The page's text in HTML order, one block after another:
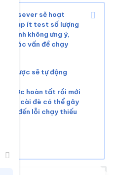
và sever sẽ hoạt
nạp ít test số lượng
tránh không ưng ý,
các vấn đề chạy
kịp
được sẽ tự động
trước hoàn tất rồi mới
Việc cài đè có thể gây
dẫn đến lỗi chạy thiếu